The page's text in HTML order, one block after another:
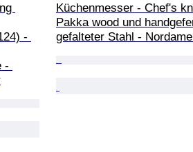
-
-
Küchenmesser - Chef's
Pakka wood und
gefalteter Stahl -